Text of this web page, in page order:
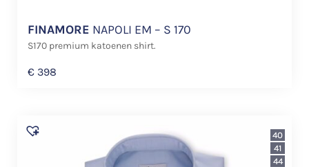
FINAMORE NAPOLI EM – S 170
S170 premium katoenen shirt.
€ 398
40
41
44